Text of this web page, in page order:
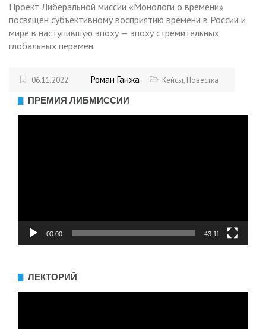
Проект Либеральной миссии «Монологи о времени»
посвящен субъективному восприятию времени в России и
мире в наступившую эпоху — эпоху стремительных
глобальных перемен.
06.11.2022 Роман Ганжа Кейсы, Повестка
ПРЕМИЯ ЛИБМИССИИ
00:00 43:11
ЛЕКТОРИЙ